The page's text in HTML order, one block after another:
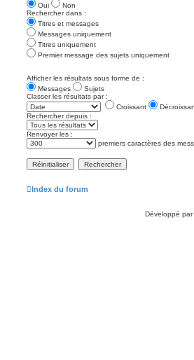
Oui
Non
Rechercher dans :
Titres et messages
Messages uniquement
Titres uniquement
Premier message des sujets uniquement
Afficher les résultats sous forme de :
Messages
Sujets
Classer les résultats par :
Croissant
Rechercher depuis :
Renvoyer les :
premiers caractères des
Index du forum
Développé par